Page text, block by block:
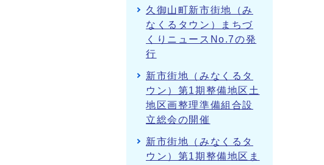
久御山町新市街地（み
なくるタウン）まちづ
くりニュースNo.7の発
行
新市街地（みなくるタ
ウン）第1期整備地区土
地区画整理準備組合設
立総会の開催
新市街地（みなくるタ
ウン）第1期整備地区ま